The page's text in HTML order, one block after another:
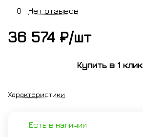
0 Нет отзывов
36 574 ₽/шт
Купить в 1 клик
Характеристики
Есть в наличии